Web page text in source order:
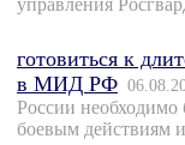
управления
готовиться к
в МИД РФ
России
боевым действиям